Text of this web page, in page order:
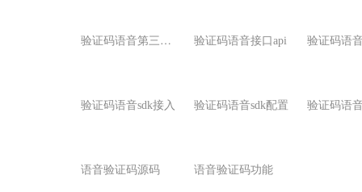
验
证码语音第三方接口 验证码语音接口api 验证码语
验证码语音sdk接入 验证码语音sdk配置
语音验证码源码 语音验证码功能